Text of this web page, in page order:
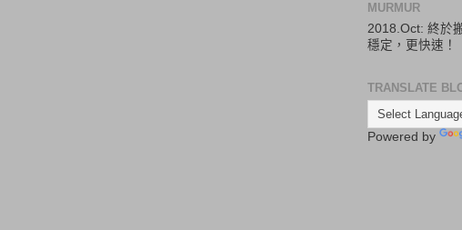
MURMUR
2018.Oct: 終於
穩定，更快速！
TRANSLATE
Powered by